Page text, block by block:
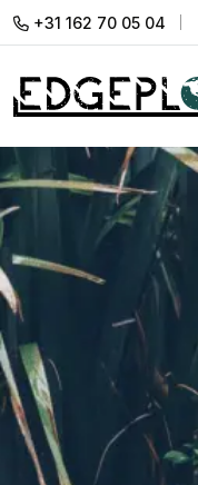
+31 162 70 05 04